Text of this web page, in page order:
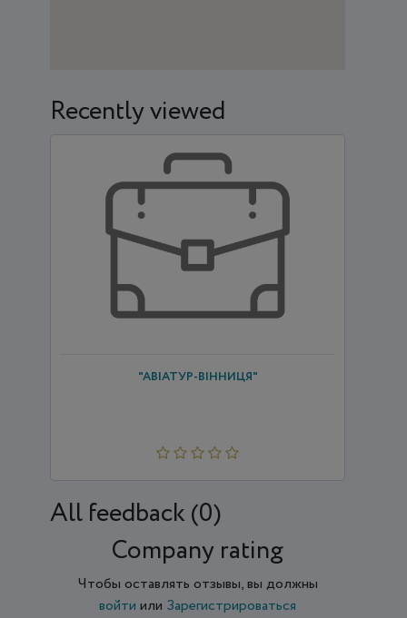
Recently viewed
"АВІАТУР-ВІННИЦЯ"
All feedback (0)
Company rating
Чтобы оставлять отзывы, вы должны
войти или Зарегистрироваться